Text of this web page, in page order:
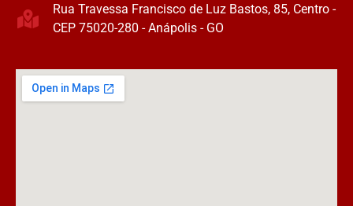
Rua Travessa Francisco de Luz Bastos, 85, Centro -
CEP 75020-280 - Anápolis - GO